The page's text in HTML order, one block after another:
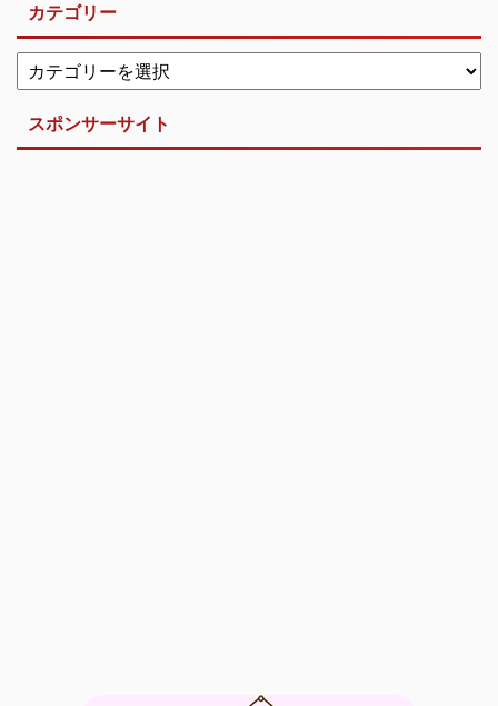
カテゴリー
スポンサーサイト